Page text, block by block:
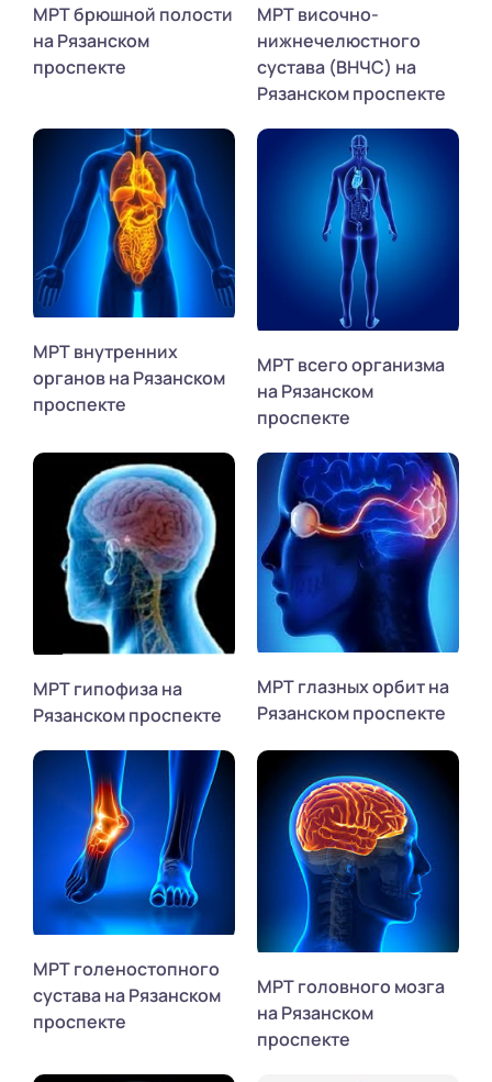
МРТ брюшной полости
на Рязанском
проспекте
МРТ височно-
нижнечелюстного
сустава (ВНЧС) на
Рязанском проспекте
МРТ внутренних
органов на Рязанском
проспекте
МРТ всего организма
на Рязанском
проспекте
МРТ гипофиза на
Рязанском проспекте
МРТ глазных орбит на
Рязанском проспекте
МРТ голеностопного
сустава на Рязанском
проспекте
МРТ головного мозга
на Рязанском
проспекте